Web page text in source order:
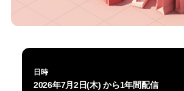
日時
2026年7月2日(木) から1年間配信